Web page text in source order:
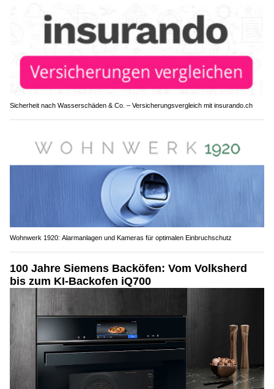
Sicherheit nach Wasserschäden & Co. – Versicherungsvergleich mit insurando.ch
Wohnwerk 1920: Alarmanlagen und Kameras für optimalen Einbruchschutz
100 Jahre Siemens Backöfen: Vom Volksherd
bis zum KI-Backofen iQ700